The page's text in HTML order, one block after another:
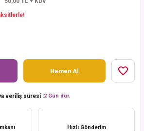
Hemen Al
veriliş süresi :2 Gün dür.
Hızlı Gönderim